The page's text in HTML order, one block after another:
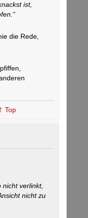
ist,
die Rede,
Top
nicht verlinkt,
nicht zu